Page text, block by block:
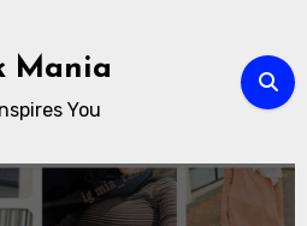
Mania
You